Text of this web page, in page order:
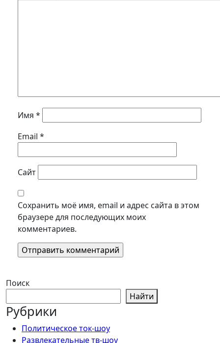
Имя *
Email *
Сайт
Сохранить моё имя, email и адрес сайта в этом
браузере для последующих моих
комментариев.
Поиск
Найти
Рубрики
Политическое ток-шоу
Развлекательные тв-шоу